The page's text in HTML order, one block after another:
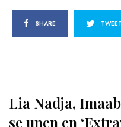
SHARE TWEET
Lia Nadja,
se unen en